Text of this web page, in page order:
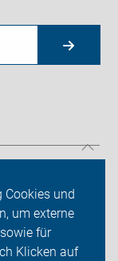
Cookies und
um externe
für
Klicken auf